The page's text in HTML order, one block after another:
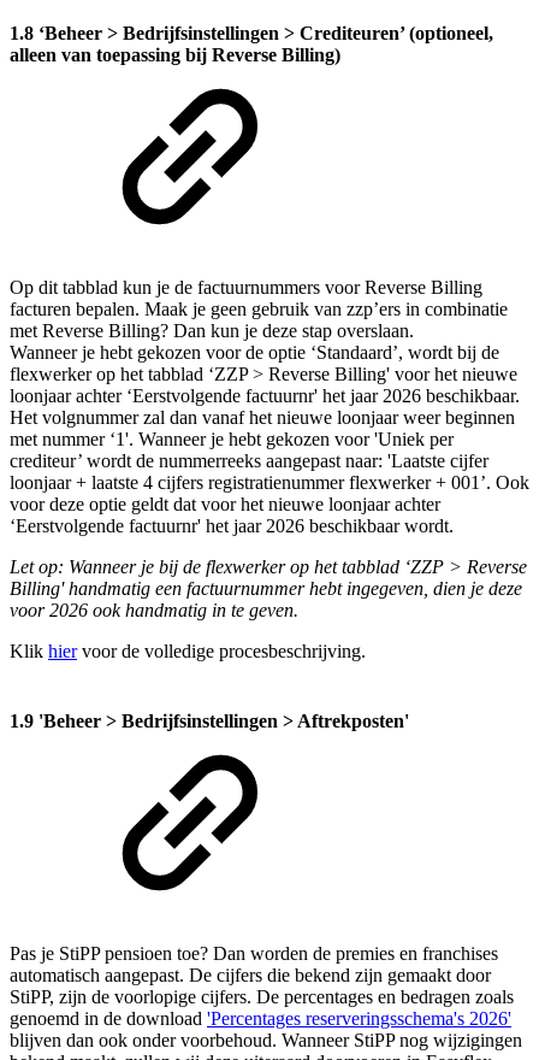
1.8 ‘Beheer > Bedrijfsinstellingen > Crediteuren’ (optioneel,
alleen van toepassing bij Reverse Billing)
Op dit tabblad kun je de factuurnummers voor Reverse Billing
facturen bepalen. Maak je geen gebruik van zzp’ers in combinatie
met Reverse Billing? Dan kun je deze stap overslaan.
Wanneer je hebt gekozen voor de optie ‘Standaard’, wordt bij de
flexwerker op het tabblad ‘ZZP > Reverse Billing' voor het nieuwe
loonjaar achter ‘Eerstvolgende factuurnr' het jaar 2026 beschikbaar.
Het volgnummer zal dan vanaf het nieuwe loonjaar weer beginnen
met nummer ‘1'. Wanneer je hebt gekozen voor 'Uniek per
crediteur’ wordt de nummerreeks aangepast naar: 'Laatste cijfer
loonjaar + laatste 4 cijfers registratienummer flexwerker + 001’. Ook
voor deze optie geldt dat voor het nieuwe loonjaar achter
‘Eerstvolgende factuurnr' het jaar 2026 beschikbaar wordt.
Let op: Wanneer je bij de flexwerker op het tabblad ‘ZZP > Reverse
Billing' handmatig een factuurnummer hebt ingegeven, dien je deze
voor 2026 ook handmatig in te geven.
Klik hiervoor de volledige procesbeschrijving.
1.9 'Beheer > Bedrijfsinstellingen > Aftrekposten'
Pas je StiPP pensioen toe? Dan worden de premies en franchises
automatisch aangepast. De cijfers die bekend zijn gemaakt door
StiPP, zijn de voorlopige cijfers. De percentages en bedragen zoals
genoemd in de download 'Percentages reserveringsschema's 2026'
blijven dan ook onder voorbehoud. Wanneer StiPP nog wijzigingen